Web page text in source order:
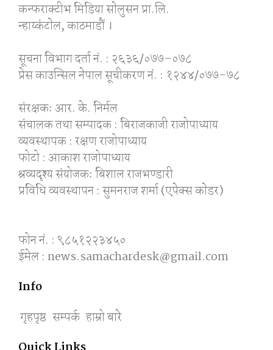
कन्फराक्टीभ मिडिया साेलुसन प्रा.लि.
न्हाय्कंटाेल, काठमाडाैं ।
सूचना विभाग दर्ता नं. : २६३६/०७७–०७८
प्रेस काउन्सिल नेपाल सूचीकरण नं. : १२४४/०७७–७८
संरक्षकः आर. के. निर्मल
संचालक तथा सम्पादक : बिराजकाजी राजोपाध्याय
व्यवस्थापक : रक्षण राजोपाध्याय
फोटो : आकाश राजोपाध्याय
श्रव्यदृश्य संयोजकः बिशाल राजभण्डारी
प्रविधि व्यवस्थापन : सुमनराज शर्मा (एपेक्स काेडर)
फोन नं. : ९८५१२२३४५०
ईमेल : news.samachardesk@gmail.com
Info
गृहपृष्ठ सम्पर्क हाम्रो बारे